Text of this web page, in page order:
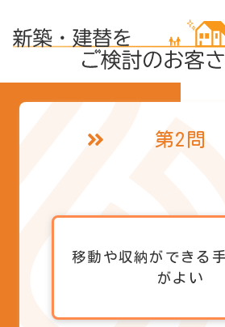
第2問
移動や収納ができる
がよい